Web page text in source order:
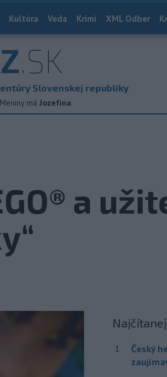
Kultúra Veda Krimi XML Odber
.SK
Slovenskej republiky
Meniny má Jozefína
a
1
Český